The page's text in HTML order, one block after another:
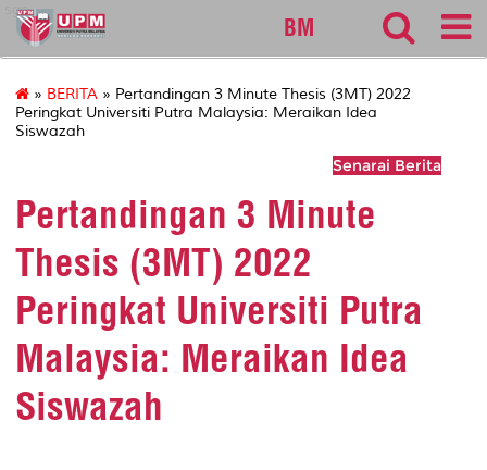
sgs
BM
» BERITA » Pertandingan 3 Minute Thesis (3MT) 2022
Peringkat Universiti Putra Malaysia: Meraikan Idea
Siswazah
Senarai Berita
Pertandingan 3 Minute
Thesis (3MT) 2022
Peringkat Universiti Putra
Malaysia: Meraikan Idea
Siswazah